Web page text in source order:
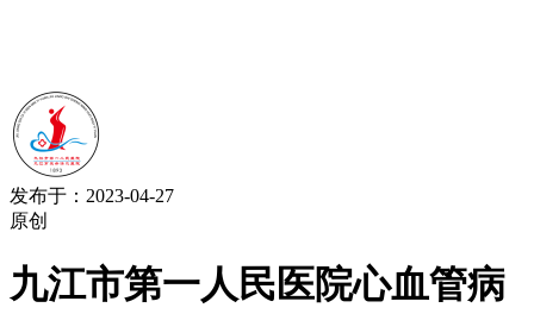
发布于：2023-04-27
原创
九江市第一人民医院心血管病